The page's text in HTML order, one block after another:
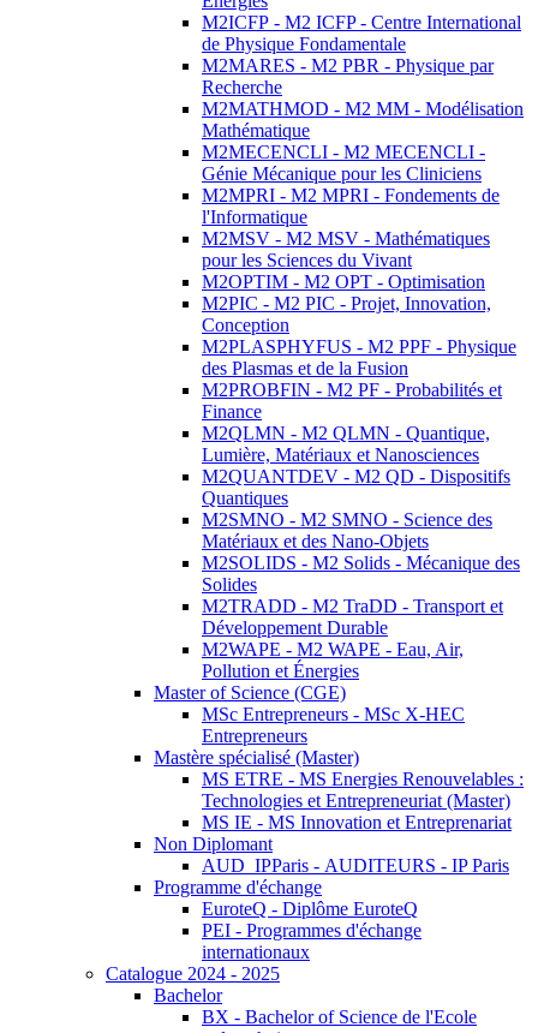
M2ICFP - M2 ICFP - Centre International
de Physique Fondamentale
M2MARES - M2 PBR - Physique par
Recherche
M2MATHMOD - M2 MM - Modélisation
Mathématique
M2MECENCLI - M2 MECENCLI -
Génie Mécanique pour les Cliniciens
M2MPRI - M2 MPRI - Fondements de
l'Informatique
M2MSV - M2 MSV - Mathématiques
pour les Sciences du Vivant
M2OPTIM - M2 OPT - Optimisation
M2PIC - M2 PIC - Projet, Innovation,
Conception
M2PLASPHYFUS - M2 PPF - Physique
des Plasmas et de la Fusion
M2PROBFIN - M2 PF - Probabilités et
Finance
M2QLMN - M2 QLMN - Quantique,
Lumière, Matériaux et Nanosciences
M2QUANTDEV - M2 QD - Dispositifs
Quantiques
M2SMNO - M2 SMNO - Science des
Matériaux et des Nano-Objets
M2SOLIDS - M2 Solids - Mécanique des
Solides
M2TRADD - M2 TraDD - Transport et
Développement Durable
M2WAPE - M2 WAPE - Eau, Air,
Pollution et Énergies
Master of Science (CGE)
MSc Entrepreneurs - MSc X-HEC
Entrepreneurs
Mastère spécialisé (Master)
MS ETRE - MS Energies Renouvelables :
Technologies et Entrepreneuriat (Master)
MS IE - MS Innovation et Entreprenariat
Non Diplomant
AUD_IPParis - AUDITEURS - IP Paris
Programme d'échange
EuroteQ - Diplôme EuroteQ
PEI - Programmes d'échange
internationaux
Catalogue 2024 - 2025
Bachelor
BX - Bachelor of Science de l'Ecole